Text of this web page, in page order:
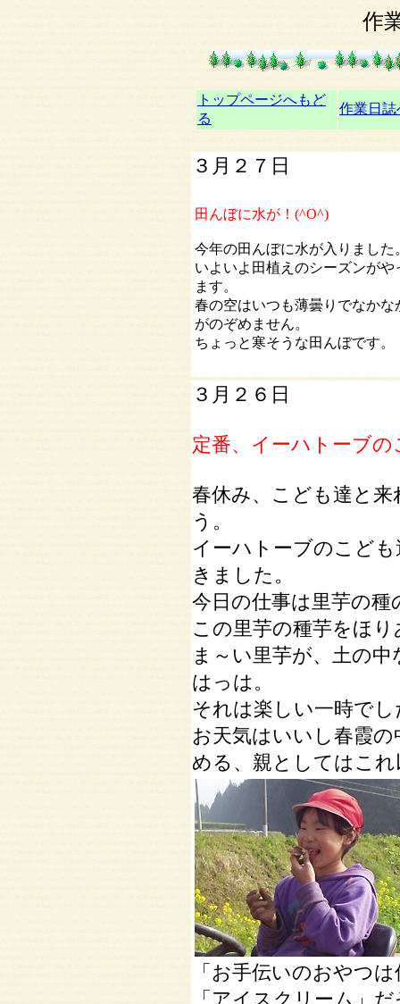
作
トップページへもど
る
作業日
３月２７日
田んぼに水が！(^O^)
今年の田んぼに水が入りました
いよいよ田植えのシーズンがや
ます。
春の空はいつも薄曇りでなかな
がのぞめません。
ちょっと寒そうな田んぼです。
３月２６日
定番、イーハトーブ
春休み、こども達と
う。
イーハトーブのこど
きました。
今日の仕事は里芋の種
この里芋の種芋をほ
ま～い里芋が、土の
はっは。
それは楽しい一時でし
お天気はいいし春霞
める、親としてはこ
「お手伝いのおやつ
「アイスクリーム」